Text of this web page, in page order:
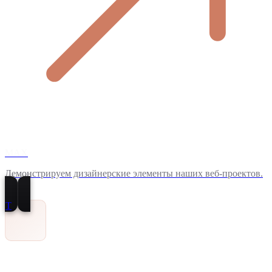
Демонстрируем дизайнерские элементы наших веб-проектов.
T